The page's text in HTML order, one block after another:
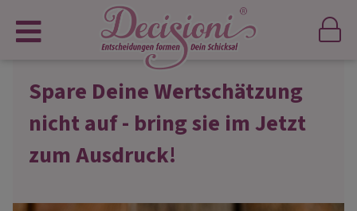
Spare Deine Wertschätzung
nicht auf - bring sie im Jetzt
zum Ausdruck!